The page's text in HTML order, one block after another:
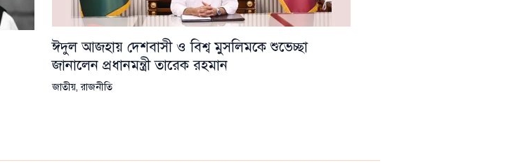
ঈদুল আজহায় দেশবাসী ও বিশ্ব মুসলিমকে শুভেচ্ছা
জানালেন প্রধানমন্ত্রী তারেক রহমান
জাতীয়,রাজনীতি